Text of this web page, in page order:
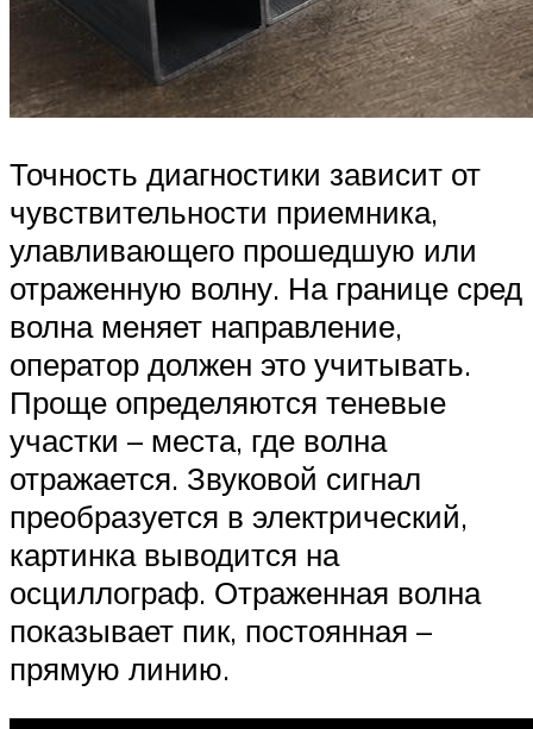
Точность диагностики зависит от
чувствительности приемника,
улавливающего прошедшую или
отраженную волну. На границе сред
волна меняет направление,
оператор должен это учитывать.
Проще определяются теневые
участки – места, где волна
отражается. Звуковой сигнал
преобразуется в электрический,
картинка выводится на
осциллограф. Отраженная волна
показывает пик, постоянная –
прямую линию.